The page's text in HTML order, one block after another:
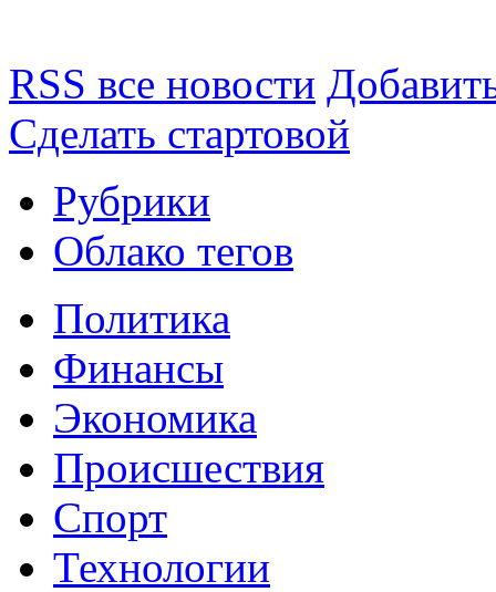
RSS все новости
Сделать стартовой
Рубрики
Облако тегов
Политика
Финансы
Экономика
Происшествия
Спорт
Технологии